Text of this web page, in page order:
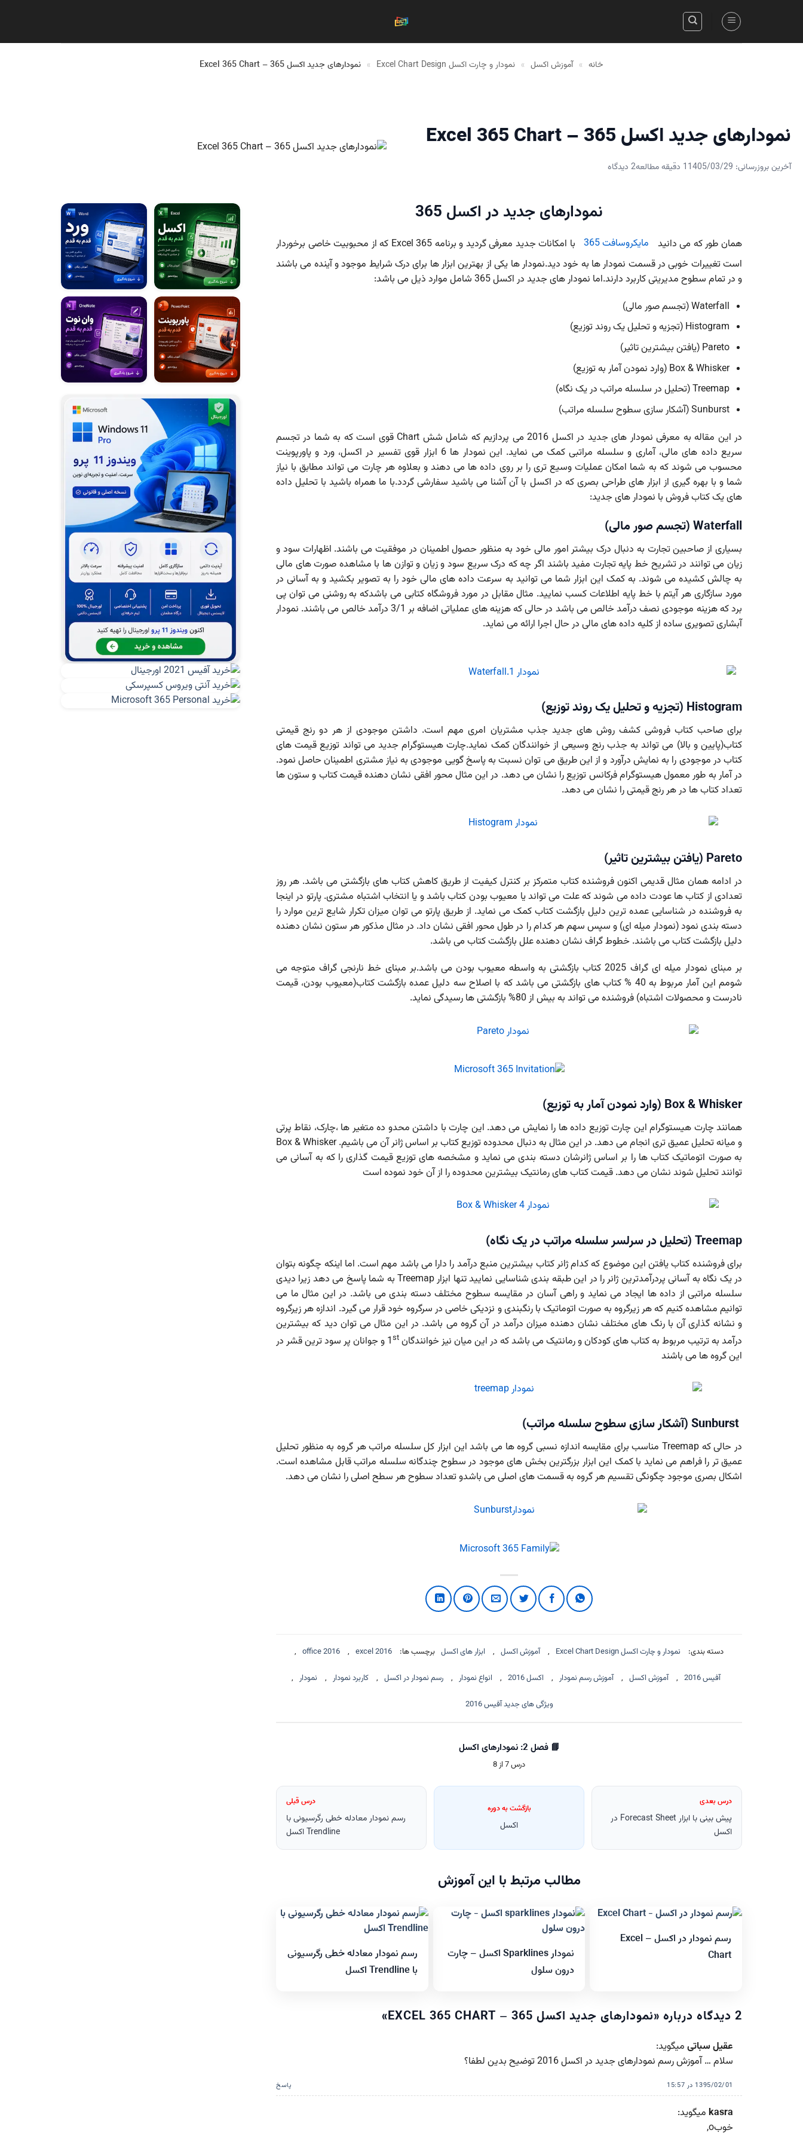
خانه » آموزش اکسل » نمودار و چارت اکسل Excel Chart Design » نمودارهای جدید اکسل 365 – Excel 365 Chart
نمودارهای جدید اکسل 365 – Excel 365 Chart
آخرین بروزرسانی: 1405/03/29 1 دقیقه مطالعه 2 دیدگاه
نمودارهای جدید در اکسل 365
همان طور که می دانید مایکروسافت 365
با امکانات جدید معرفی گردید و برنامه 365 Excel که از محبوبیت خاصی برخوردار
است تغییرات خوبی در قسمت نمودار ها به خود دید.نمودار ها یکی از بهترین ابزار ها برای درک شرایط موجود و آینده می باشند
و در تمام سطوح مدیریتی کاربرد دارند.اما نمودار های جدید در اکسل 365 شامل موارد ذیل می باشد:
Waterfall (تجسم صور مالی)
Histogram (تجزیه و تحلیل یک روند توزیع)
Pareto (یافتن بیشترین تاثیر)
Box & Whisker (وارد نمودن آمار به توزیع)
Treemap (تحلیل در سلسله مراتب در یک نگاه)
Sunburst (آشکار سازی سطوح سلسله مراتب)
در این مقاله به معرفی نمودار های جدید در اکسل 2016 می پردازیم که شامل شش Chart قوی است که به شما در تجسم
سریع داده های مالی، آماری و سلسله مراتبی کمک می نماید. این نمودار ها 6 ابزار قوی تفسیر در اکسل، ورد و پاورپوینت
محسوب می شوند که به شما امکان عملیات وسیع تری را بر روی داده ها می دهند و بعلاوه هر چارت می تواند مطابق با نیاز
شما و با بهره گیری از ابزار های طراحی بصری که در اکسل با آن آشنا می باشید سفارشی گردد.با ما همراه باشید با تحلیل داده
های یک کتاب فروش با نمودار های جدید:
Waterfall (تجسم صور مالی)
بسیاری از صاحبین تجارت به دنبال درک بیشتر امور مالی خود به منظور حصول اطمینان در موفقیت می باشند. اظهارات سود و
زیان می توانند در تشریح خط پایه تجارت مفید باشند اگر چه که درک سریع سود و زیان و توازن ها با مشاهده صورت های مالی
به چالش کشیده می شوند. به کمک این ابزار شما می توانید به سرعت داده های مالی خود را به تصویر بکشید و به آسانی در
مورد سازگاری هر آیتم با خط پایه اطلاعات کسب نمایید. مثال مقابل در مورد فروشگاه کتابی می باشدکه به روشنی می توان پی
برد که هزینه موجودی نصف درآمد خالص می باشد در حالی که هزینه های عملیاتی اضافه بر 3/1 درآمد خالص می باشند. نمودار
آبشاری تصویری ساده از کلیه داده های مالی در حال اجرا ارائه می نماید.
Histogram (تجزیه و تحلیل یک روند توزیع)
برای صاحب کتاب فروشی کشف روش های جدید جذب مشتریان امری مهم است. داشتن موجودی از هر دو رنج قیمتی
کتاب(پایین و بالا) می تواند به جذب رنج وسیعی از خوانندگان کمک نماید.چارت هیستوگرام جدید می تواند توزیع قیمت های
کتاب در موجودی را به نمایش درآورد و از این طریق می توان نسبت به پاسخ گویی موجودی به نیاز مشتری اطمینان حاصل نمود.
در آمار به طور معمول هیستوگرام فرکانس توزیع را نشان می دهد. در این مثال محور افقی نشان دهنده قیمت کتاب و ستون ها
تعداد کتاب ها در هر رنج قیمتی را نشان می دهد.
Pareto (یافتن بیشترین تاثیر)
در ادامه همان مثال قدیمی اکنون فروشنده کتاب متمرکز بر کنترل کیفیت از طریق کاهش کتاب های بازگشتی می باشد. هر روز
تعدادی از کتاب ها عودت داده می شوند که علت می تواند یا معیوب بودن کتاب باشد و یا انتخاب اشتباه مشتری. پارتو در اینجا
به فروشنده در شناسایی عمده ترین دلیل بازگشت کتاب کمک می نماید. از طریق پارتو می توان میزان تکرار شایع ترین موارد را
دسته بندی نمود (نمودار میله ای) و سپس سهم هر کدام را در طول محور افقی نشان داد. در مثال مذکور هر ستون نشان دهنده
دلیل بازگشت کتاب می باشند. خطوط گراف نشان دهنده علل بازگشت کتاب می باشد.
بر مبنای نمودار میله ای گراف 2025 کتاب بازگشتی به واسطه معیوب بودن می باشد.بر مبنای خط نارنجی گراف متوجه می
شومم این آمار مربوط به 40 % کتاب های بازگشتی می باشد که با اصلاح سه دلیل عمده بازگشت کتاب(معیوب بودن، قیمت
نادرست و محصولات اشتباه) فروشنده می تواند به بیش از 80% بازگشتی ها رسیدگی نماید.
Box & Whisker (وارد نمودن آمار به توزیع)
همانند چارت هیستوگرام این چارت توزیع داده ها را نمایش می دهد. این چارت با داشتن محدو ده متغیر ها ،چارک، نقاط پرتی
و میانه تحلیل عمیق تری انجام می دهد. در این مثال به دنبال محدوده توزیع کتاب بر اساس ژانر آن می باشیم. Box & Whisker
به صورت اتوماتیک کتاب ها را بر اساس ژانرشان دسته بندی می نماید و مشخصه های توزیع قیمت گذاری را که به آسانی می
توانند تحلیل شوند نشان می دهد. قیمت کتاب های رمانتیک بیشترین محدوده را از آن خود نموده است
Treemap (تحلیل در سرلسر سلسله مراتب در یک نگاه)
برای فروشنده کتاب یافتن این موضوع که کدام ژانر کتاب بیشترین منبع درآمد را دارا می باشد مهم است. اما اینکه چگونه بتوان
در یک نگاه به آسانی پردرآمدترین ژانر را در این طبقه بندی شناسایی نمایید تنها ابزار Treemap به شما پاسخ می دهد زیرا دیدی
سلسله مراتبی از داده ها ایجاد می نماید و راهی آسان در مقایسه سطوح مختلف دسته بندی می باشد. در این مثال ما می
توانیم مشاهده کنیم که هر زیرگروه به صورت اتوماتیک با رنگبندی و نزدیکی خاصی در سرگروه خود قرار می گیرد. اندازه هر زیرگروه
و نشانه گذاری آن با رنگ های مختلف نشان دهنده میزان درآمد در آن گروه می باشد. در این مثال می توان دید که بیشترین
درآمد به ترتیب مربوط به کتاب های کودکان و رمانتیک می باشد که در این میان نیز خوانندگان 1st
و جوانان پر سود ترین قشر در
این گروه ها می باشند
در حالی که Treemap مناسب برای مقایسه اندازه نسبی گروه ها می باشد این ابزار کل سلسله مراتب هر گروه به منظور تحلیل
عمیق تر را فراهم می نماید با کمک این ابزار بزرگترین بخش های موجود در سطوح چندگانه سلسله مراتب قابل مشاهده است.
اشکال بصری موجود چگونگی تقسیم هر گروه به قسمت های اصلی می باشدو تعداد سطوح هر سطح اصلی را نشان می دهد.
دسته بندی: نمودار و چارت اکسل Excel Chart Design , آموزش اکسل , ابزار های اکسل برچسب ها: excel 2016
,
office 2016
,
آفیس 2016 , آموزش اکسل , آموزش رسم نمودار , اکسل 2016 , انواع نمودار , رسم نمودار در اکسل , کاربرد نمودار , نمودار ,
ویژگی های جدید آفیس 2016
📘 فصل 2: نمودارهای اکسل
درس 7 از 8
درس بعدی
پیش بینی با ابزار Forecast Sheet در
اکسل
بازگشت به دوره
اکسل
درس قبلی
رسم نمودار معادله خطی رگرسیونی با
Trendline اکسل
مطالب مرتبط با این آموزش
رسم نمودار در اکسل – Excel
Chart
نمودار Sparklines اکسل – چارت
درون سلول
رسم نمودار معادله خطی رگرسیونی
با Trendline اکسل
2 دیدگاه درباره « نمودارهای جدید اکسل 365 – EXCEL 365 CHART »
عقیل سباتی میگوید:
سلام … آموزش رسم نمودارهای جدید در اکسل 2016 توضیح بدین لطفا؟
1395/02/01 در 15:57 پاسخ
kasra میگوید:
خوبo,